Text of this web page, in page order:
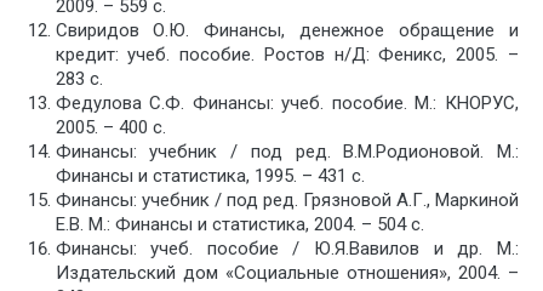
2009. – 559 с.
Свиридов О.Ю. Финансы, денежное обращение и
кредит: учеб. пособие. Ростов н/Д: Феникс, 2005. –
283 с.
Федулова С.Ф. Финансы: учеб. пособие. М.: КНОРУС,
2005. – 400 с.
Финансы: учебник / под ред. В.М.Родионовой. М.:
Финансы и статистика, 1995. – 431 с.
Финансы: учебник / под ред. Грязновой А.Г., Маркиной
Е.В. М.: Финансы и статистика, 2004. – 504 с.
Финансы: учеб. пособие / Ю.Я.Вавилов и др. М.:
Издательский дом «Социальные отношения», 2004. –